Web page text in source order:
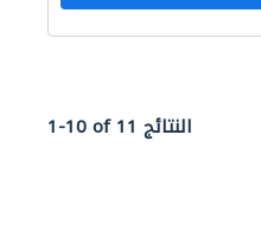
1-10 of 11 النتائج